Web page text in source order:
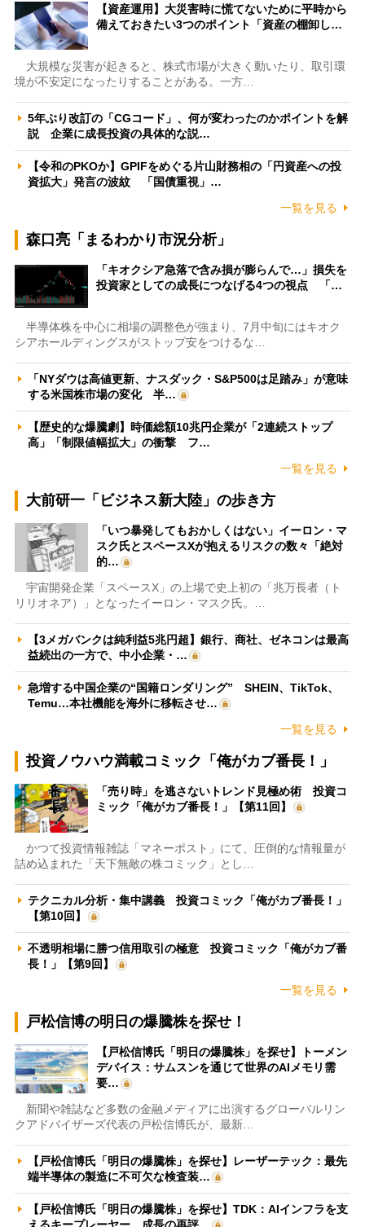
【資産運用】大災害時に慌てないために平時から
備えておきたい3つのポイント「資産の棚卸し…
大規模な災害が起きると、株式市場が大きく動いたり、取引環
境が不安定になったりすることがある。一方…
5年ぶり改訂の「CGコード」、何が変わったのかポイントを解
説 企業に成長投資の具体的な説…
【令和のPKOか】GPIFをめぐる片山財務相の「円資産への投
資拡大」発言の波紋 「国債重視」…
一覧を見る
森口亮「まるわかり市況分析」
「キオクシア急落で含み損が膨らんで…」損失を
投資家としての成長につなげる4つの視点 「…
半導体株を中心に相場の調整色が強まり、7月中旬にはキオク
シアホールディングスがストップ安をつけるな…
「NYダウは高値更新、ナスダック・S&P500は足踏み」が意味
する米国株市場の変化 半…
【歴史的な爆騰劇】時価総額10兆円企業が「2連続ストップ
高」「制限値幅拡大」の衝撃 フ…
一覧を見る
大前研一「ビジネス新大陸」の歩き方
「いつ暴発してもおかしくはない」イーロン・マ
スク氏とスペースXが抱えるリスクの数々「絶対
的…
宇宙開発企業「スペースX」の上場で史上初の「兆万長者（ト
リリオネア）」となったイーロン・マスク氏。…
【3メガバンクは純利益5兆円超】銀行、商社、ゼネコンは最高
益続出の一方で、中小企業・…
急増する中国企業の“国籍ロンダリング” SHEIN、TikTok、
Temu…本社機能を海外に移転させ…
一覧を見る
投資ノウハウ満載コミック「俺がカブ番長！」
「売り時」を逃さないトレンド見極め術 投資コ
ミック「俺がカブ番長！」【第11回】
かつて投資情報雑誌「マネーポスト」にて、圧倒的な情報量が
詰め込まれた「天下無敵の株コミック」とし…
テクニカル分析・集中講義 投資コミック「俺がカブ番長！」
【第10回】
不透明相場に勝つ信用取引の極意 投資コミック「俺がカブ番
長！」【第9回】
一覧を見る
戸松信博の明日の爆騰株を探せ！
【戸松信博氏「明日の爆騰株」を探せ】トーメン
デバイス：サムスンを通じて世界のAIメモリ需
要…
新聞や雑誌など多数の金融メディアに出演するグローバルリン
クアドバイザーズ代表の戸松信博氏が、最新…
【戸松信博氏「明日の爆騰株」を探せ】レーザーテック：最先
端半導体の製造に不可欠な検査装…
【戸松信博氏「明日の爆騰株」を探せ】TDK：AIインフラを支
えるキープレーヤー 成長の再評…